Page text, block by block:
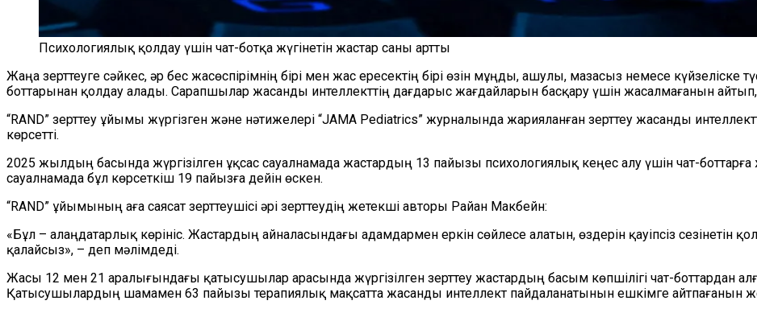
Психологиялық қолдау үшін чат-ботқа жүгінетін жастар саны артты
Жаңа зерттеуге сәйкес, әр бес жасөспірімнің бірі мен жас ересектің бірі өзін мұңды, ашулы, мазасыз немесе күйзеліске
боттарынан қолдау алады. Сарапшылар жасанды интеллекттің дағдарыс жағдайларын басқару үшін жасалмағанын
“RAND” зерттеу ұйымы жүргізген және нәтижелері “JAMA Pediatrics” журналында жарияланған зерттеу жасанды
көрсетті.
2025 жылдың басында жүргізілген ұқсас сауалнамада жастардың 13 пайызы психологиялық кеңес алу үшін чат-боттарға
сауалнамада бұл көрсеткіш 19 пайызға дейін өскен.
“RAND” ұйымының аға саясат зерттеушісі әрі зерттеудің жетекші авторы Райан Макбейн:
«Бұл – алаңдатарлық көрініс. Жастардың айналасындағы адамдармен еркін сөйлесе алатын, өздерін қауіпсіз сезінетін
қалайсыз», – деп мәлімдеді.
Жасы 12 мен 21 аралығындағы қатысушылар арасында жүргізілген зерттеу жастардың басым көпшілігі чат-боттардан
Қатысушылардың шамамен 63 пайызы терапиялық мақсатта жасанды интеллект пайдаланатынын ешкімге айтпағанын